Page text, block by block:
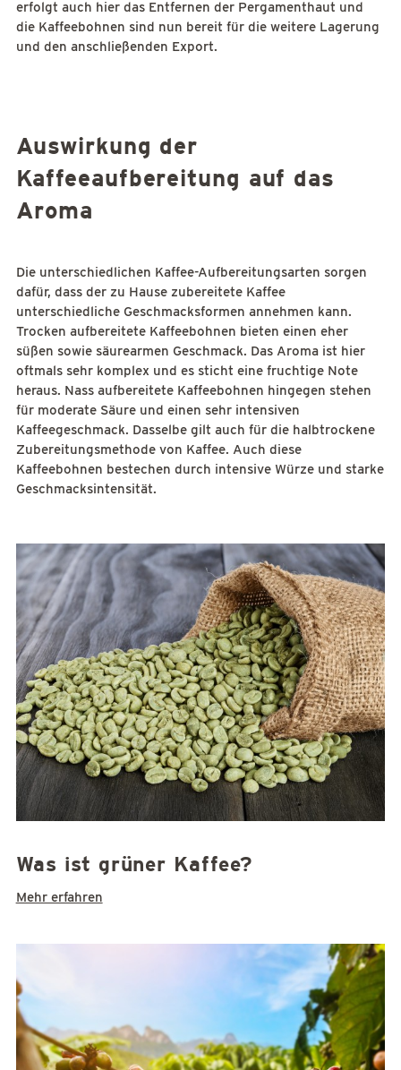
erfolgt auch hier das Entfernen der Pergamenthaut und
die Kaffeebohnen sind nun bereit für die weitere Lagerung
und den anschließenden Export.
Auswirkung der
Kaffeeaufbereitung auf das
Aroma
Die unterschiedlichen Kaffee-Aufbereitungsarten sorgen
dafür, dass der zu Hause zubereitete Kaffee
unterschiedliche Geschmacksformen annehmen kann.
Trocken aufbereitete Kaffeebohnen bieten einen eher
süßen sowie säurearmen Geschmack. Das Aroma ist hier
oftmals sehr komplex und es sticht eine fruchtige Note
heraus. Nass aufbereitete Kaffeebohnen hingegen stehen
für moderate Säure und einen sehr intensiven
Kaffeegeschmack. Dasselbe gilt auch für die halbtrockene
Zubereitungsmethode von Kaffee. Auch diese
Kaffeebohnen bestechen durch intensive Würze und starke
Geschmacksintensität.
Was ist grüner Kaffee?
Mehr erfahren